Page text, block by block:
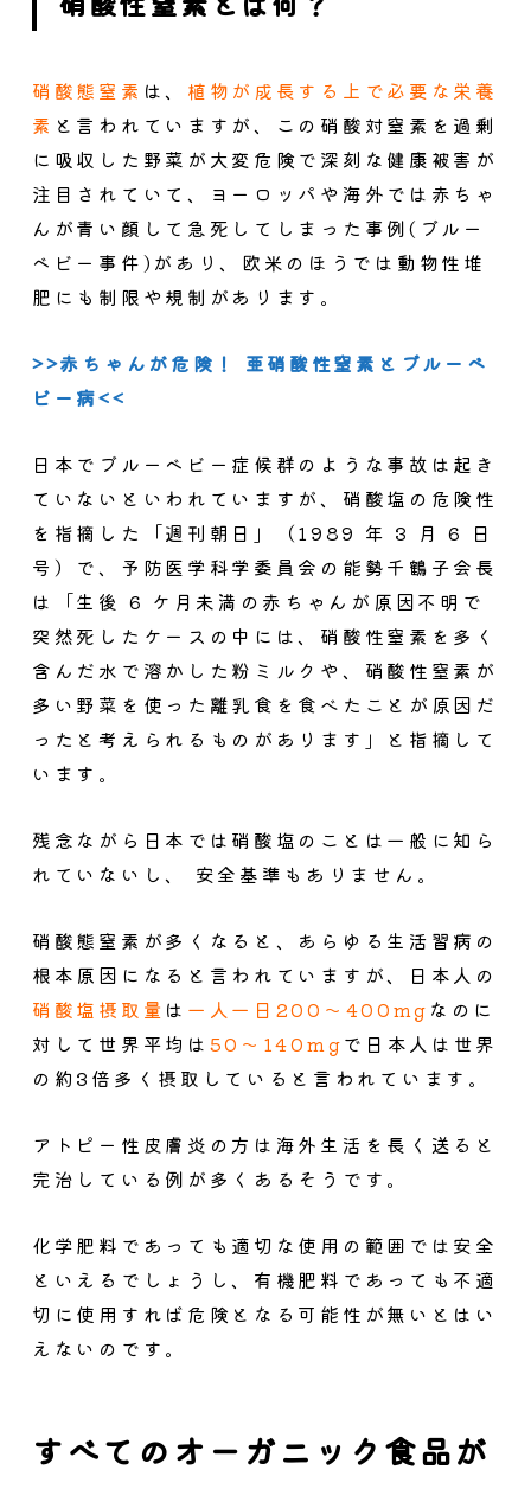
硝酸態窒素 は、 植物が成長する上で必要な栄養
素 と言われていますが、この硝酸対窒素を過剰
に吸収した野菜が大変危険で深刻な健康被害が
注目されていて、ヨーロッパや海外では赤ちゃ
んが青い顔して急死してしまった事例(ブルー
ベビー事件)があり、欧米のほうでは動物性堆
肥にも制限や規制があります。
>>赤ちゃんが危険！ 亜硝酸性窒素とブルーベ
ビー病<<
日本でブルーベビー症候群のような事故は起き
ていないといわれていますが、硝酸塩の危険性
を指摘した「週刊朝日」（1989 年 3 月 6 日
号）で、予防医学科学委員会の能勢千鶴子会長
は「生後 6 ケ月未満の赤ちゃんが原因不明で
突然死したケースの中には、硝酸性窒素を多く
含んだ水で溶かした粉ミルクや、硝酸性窒素が
多い野菜を使った離乳食を食べたことが原因だ
ったと考えられるものがあります」と指摘して
います。
残念ながら日本では硝酸塩のことは一般に知ら
れていないし、 安全基準もありません。
硝酸態窒素が多くなると、あらゆる生活習病の
根本原因になると言われていますが、日本人の
硝酸塩摂取量 は 一人一日200～400mg なのに
対して世界平均は 50～140mgで日本人は世界
の約3倍多く摂取していると言われています。
アトピー性皮膚炎の方は海外生活を長く送ると
完治している例が多くあるそうです。
化学肥料であっても適切な使用の範囲では安全
といえるでしょうし、有機肥料であっても不適
切に使用すれば危険となる可能性が無いとはい
えないのです。
すべてのオーガニック食品が